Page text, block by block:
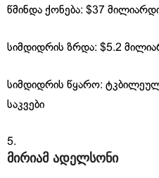
წმინდა ქონება: $37
სიმდიდრის ზრდა: $5.2
სიმდიდრის წყარო:
საკვები
მირიამ ადელსონი